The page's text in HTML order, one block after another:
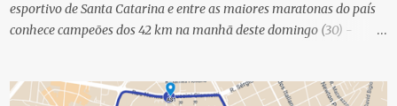
esportivo de Santa Catarina e entre as maiores maratonas do país
conhece campeões dos 42 km na manhã deste domingo (30) -
Floripa Fibra 2025. Na manhã deste sábado (30) foram conhecidos